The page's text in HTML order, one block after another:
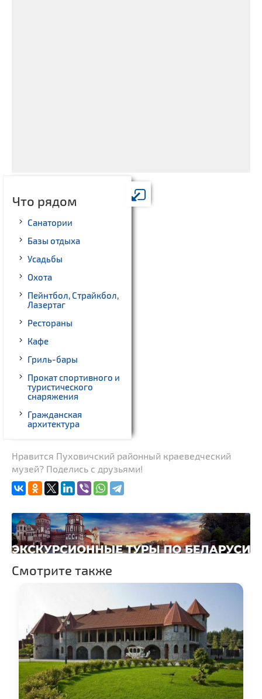
Что рядом
Санатории
Базы отдыха
Усадьбы
Охота
Пейнтбол, Страйкбол,
Лазертаг
Рестораны
Кафе
Гриль-бары
Прокат спортивного и
туристического
снаряжения
Гражданская
архитектура
Памятники природы
Национальные парки и
Начало и окончание
экскурсий: г. Минск
Нравится Пуховичский районный краеведческий
музей? Поделись с друзьями!
Смотрите также